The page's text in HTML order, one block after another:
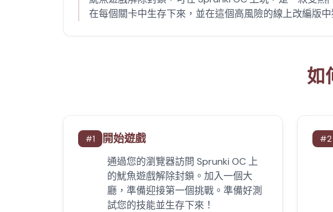
在每個關卡中生存下來，並在這個高風險的線上改編版
如
#1 開始遊戲
通過您的瀏覽器訪問 Sprunki OC 上
的魷魚遊戲解除封鎖。加入一個大
廳，準備迎接第一個挑戰。準備好測
試您的技能並生存下來！
#2